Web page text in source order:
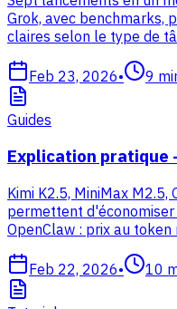
Grok, avec benchmarks,
claires selon le type de
Feb 23, 2026• 9
Guides
Explication pratique
Kimi K2.5, MiniMax M2.5,
permettent
OpenClaw : prix au
Feb 22, 2026• 10